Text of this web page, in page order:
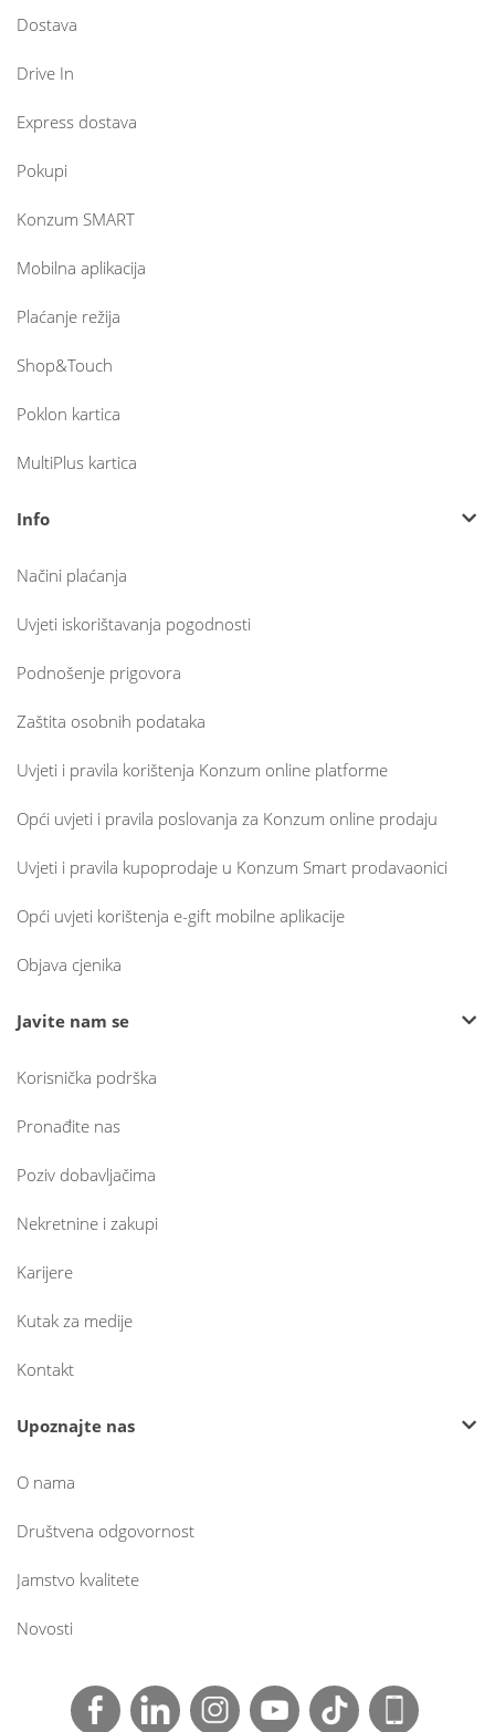
Dostava
Drive In
Express dostava
Pokupi
Konzum SMART
Mobilna aplikacija
Plaćanje režija
Shop&Touch
Poklon kartica
MultiPlus kartica
Info
Načini plaćanja
Uvjeti iskorištavanja pogodnosti
Podnošenje prigovora
Zaštita osobnih podataka
Uvjeti i pravila korištenja Konzum online platforme
Opći uvjeti i pravila poslovanja za Konzum online prodaju
Uvjeti i pravila kupoprodaje u Konzum Smart prodavaonici
Opći uvjeti korištenja e-gift mobilne aplikacije
Objava cjenika
Javite nam se
Korisnička podrška
Pronađite nas
Poziv dobavljačima
Nekretnine i zakupi
Karijere
Kutak za medije
Kontakt
Upoznajte nas
O nama
Društvena odgovornost
Jamstvo kvalitete
Novosti